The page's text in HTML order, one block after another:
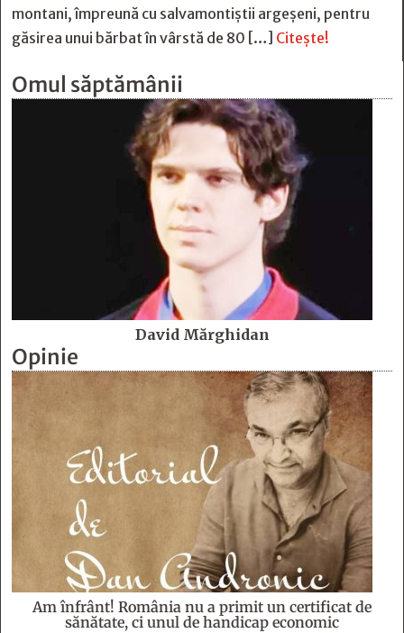
montani, împreună cu salvamontiștii argeșeni, pentru
găsirea unui bărbat în vârstă de 80 […] Citește!
Omul săptămânii
David Mărghidan
Opinie
Am înfrânt! România nu a primit un certificat de
sănătate, ci unul de handicap economic